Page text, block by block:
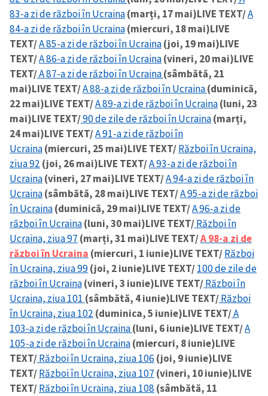
83-a zi de război în Ucraina(marți, 17 mai)LIVE TEXT/A
84-a zi de război în Ucraina(miercuri, 18 mai)LIVE
TEXT/A 85-a zi de război în Ucraina(joi, 19 mai)LIVE
TEXT/A 86-a zi de război în Ucraina(vineri, 20 mai)LIVE
TEXT/A 87-a zi de război în Ucraina(sâmbătă, 21
mai)LIVE TEXT/A 88-a zi de război în Ucraina(duminică,
22 mai)LIVE TEXT/A 89-a zi de război în Ucraina(luni, 23
mai)LIVE TEXT/90 de zile de război în Ucraina(marți,
24 mai)LIVE TEXT/A 91-a zi de război în
Ucraina(miercuri, 25 mai)LIVE TEXT/Război în Ucraina,
ziua 92 (joi, 26 mai)LIVE TEXT/A 93-a zi de război în
Ucraina(vineri, 27 mai)LIVE TEXT/A 94-a zi de război în
Ucraina(sâmbătă, 28 mai)LIVE TEXT/A 95-a zi de război
în Ucraina(duminică, 29 mai)LIVE TEXT/A 96-a zi de
război în Ucraina(luni, 30 mai)LIVE TEXT/Război în
Ucraina, ziua 97 (marți, 31 mai)LIVE TEXT/A 98-a zi de
război în Ucraina (miercuri, 1 iunie)LIVE TEXT/Război
în Ucraina, ziua 99(joi, 2 iunie)LIVE TEXT/100 de zile de
război în Ucraina(vineri, 3 iunie)LIVE TEXT/Război în
Ucraina, ziua 101 (sâmbătă, 4 iunie)LIVE TEXT/Război
în Ucraina, ziua 102 (duminica, 5 iunie)LIVE TEXT/A
103-a zi de război în Ucraina(luni, 6 iunie)LIVE TEXT/A
105-a zi de război în Ucraina(miercuri, 8 iunie)LIVE
TEXT/Război în Ucraina, ziua 106 (joi, 9 iunie)LIVE
TEXT/Război în Ucraina, ziua 107 (vineri, 10 iunie)LIVE
TEXT/Război în Ucraina, ziua 108 (sâmbătă, 11